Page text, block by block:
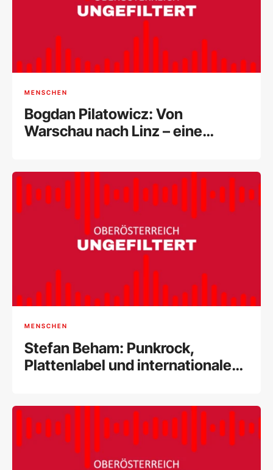
MENSCHEN
Bogdan Pilatowicz: Von
Warschau nach Linz – eine
MENSCHEN
Stefan Beham: Punkrock,
Plattenlabel und internationale